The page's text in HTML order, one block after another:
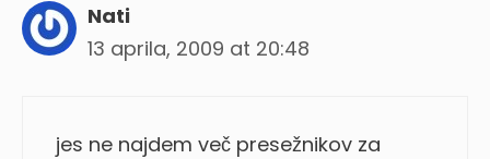
Nati
13 aprila, 2009 at 20:48
jes ne najdem več presežnikov za